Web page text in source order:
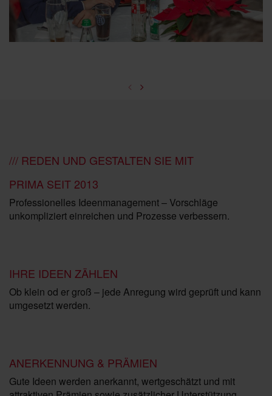
/// REDEN UND GESTALTEN SIE MIT
PRIMA SEIT 2013
Professionelles Ideenmanagement – Vorschläge
unkompliziert einreichen und Prozesse verbessern.
IHRE IDEEN ZÄHLEN
Ob klein od er groß – jede Anregung wird geprüft und kann
umgesetzt werden.
ANERKENNUNG & PRÄMIEN
Gute Ideen werden anerkannt, wertgeschätzt und mit